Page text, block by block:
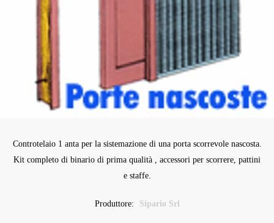
Controtelaio 1 anta per la sistemazione di una porta scorrevole nascosta.
Kit completo di binario di prima qualità , accessori per scorrere, pattini
e staffe.
Produttore: Sipario Srl